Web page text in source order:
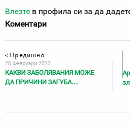
Влезте в профила си за да
Коментари
< Предишно
20 Февруари 2023
КАКВИ ЗАБОЛЯВАНИЯ МОЖЕ
ДА ПРИЧИНИ ЗАГУБА…